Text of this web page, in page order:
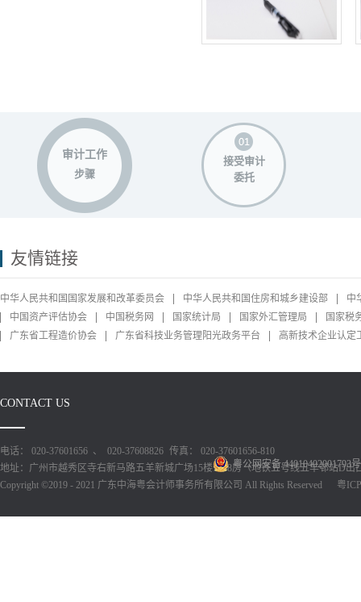
审计工作
步骤
接受审计
委托
友情链接
中华人民共和国国家发展和改革委员会 中华人民共和国住房和城乡建设部
中
中国资产评估协会
中国税务网 国家统计局 国家外汇管理局
国家税
广东省工程造价协会
广东省科技业务管理阳光政务平台 高新技术企业认定
CONTACT US
电话： 020-37601656 、 020-37608826 传真： 020-37601656-810
地址：广州市越秀区寺右新马路五羊新城广场15楼1518房（地铁五号线五羊邨站D出
Copyright ©2019 - 2021 广东中海粤会计师事务所有限公司 All Rights Reserved
粤ICP
粤公网安备 44010402001793号